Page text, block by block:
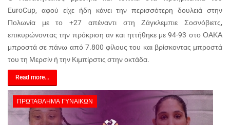
EuroCup, αφού είχε ήδη κάνει την περισσότερη δουλειά στην
Πολωνία με το +27 απέναντι στη Ζάγκλεμπιε Σοσνόβιετς,
επικυρώνοντας την πρόκριση αν και ηττήθηκε με 94-93 στο ΟΑΚΑ
μπροστά σε πάνω από 7.800 φίλους του και βρίσκοντας μπροστά
του τη Μερσίν ή την Κιμπίρστις στην οκτάδα.
Read more...
ΠΡΩΤΆΘΛΗΜΑ ΓΥΝΑΙΚΏΝ